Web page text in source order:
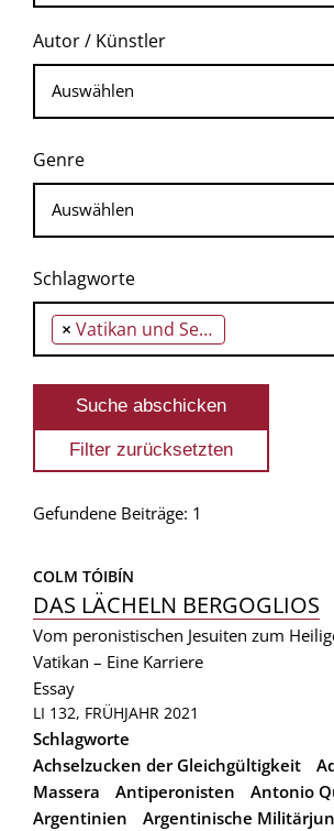
Autor / Künstler
Genre
Schlagworte
× Vatikan und Sexus
Gefundene Beiträge: 1
COLM TÓIBÍN
DAS LÄCHELN BERGOGLIOS
Vom peronistischen Jesuiten zum
Vatikan – Eine Karriere
Essay
LI 132, FRÜHJAHR 2021
Schlagworte
Achselzucken der Gleichgültigkeit
Massera
Antiperonisten
Antonio
Argentinien
Argentinische